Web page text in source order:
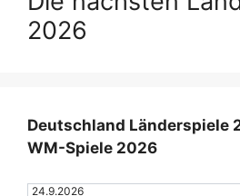
2026
Deutschland Länderspiele
WM-Spiele 2026
24.9.2026